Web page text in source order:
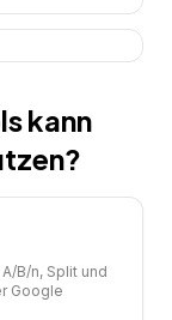
kann
B/n, Split und
Google